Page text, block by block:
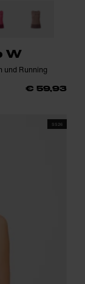
W
und Running
€ 59,93
SS26